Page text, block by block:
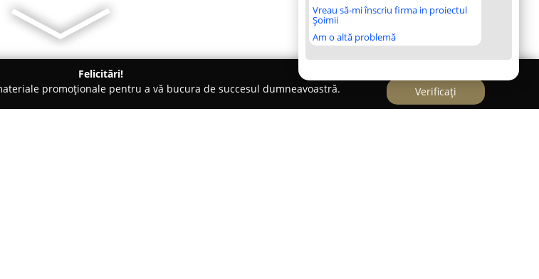
Vreau să-mi înscriu firma in proiectul
Șoimii
Am o altă problemă
Felicitări!
promoționale pentru a vă bucura de succesul dumneavoastră.
Verificați